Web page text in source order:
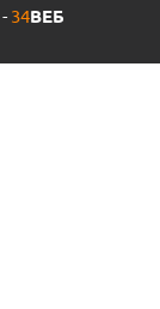
34ВЕБ